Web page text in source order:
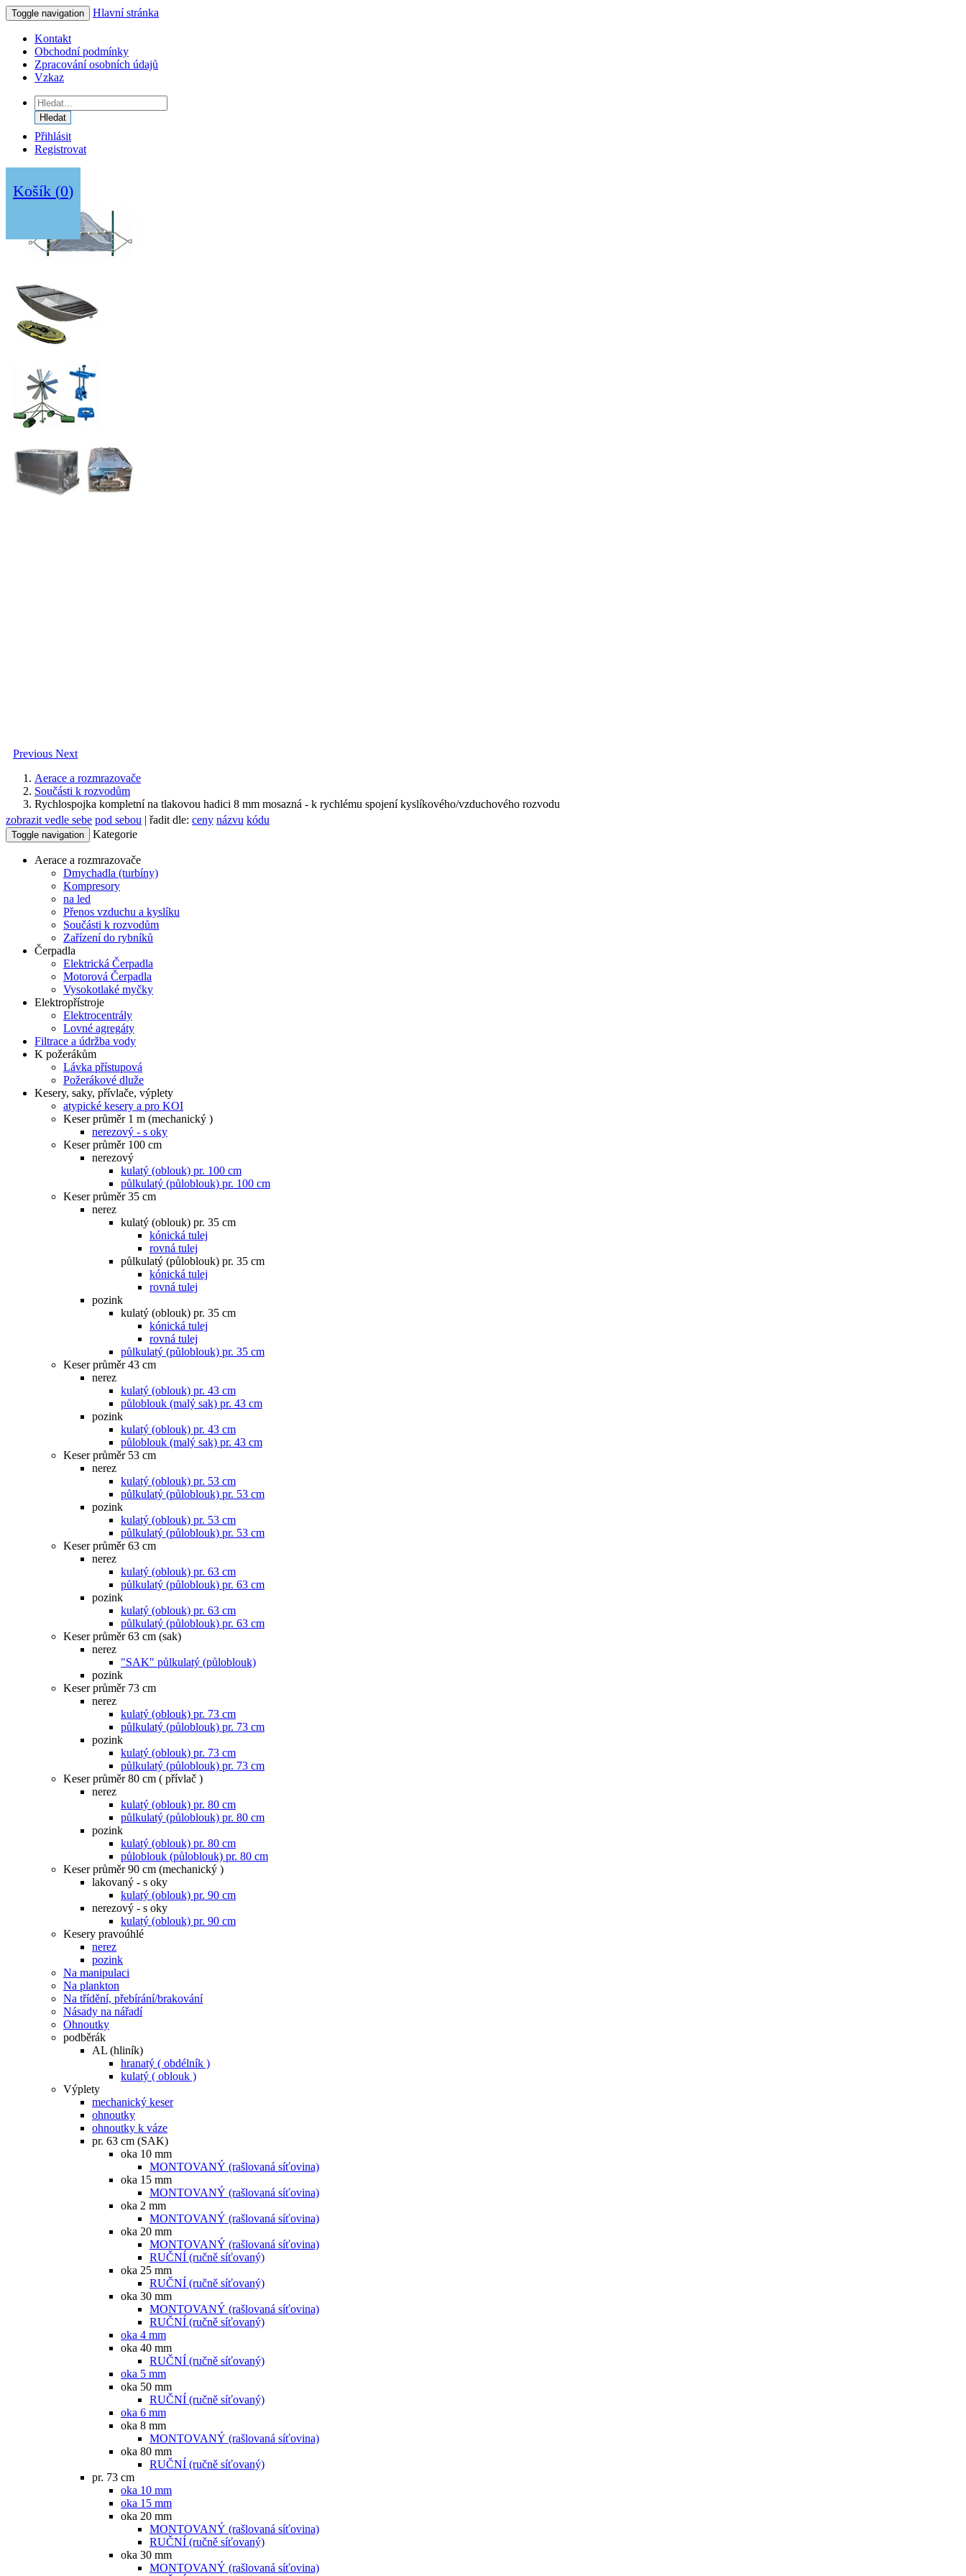
Toggle navigation Hlavní stránka
Kontakt
Obchodní podmínky
Zpracování osobních údajů
Vzkaz
Hledat
Přihlásit
Registrovat
Košík (0)
Previous Next
Aerace a rozmrazovače
Součásti k rozvodům
Rychlospojka kompletní na tlakovou hadici 8 mm mosazná - k rychlému spojení kyslíkového/vzduchového rozvodu
zobrazit vedle sebe pod sebou | řadit dle: ceny názvu kódu
Toggle navigation Kategorie
Aerace a rozmrazovače
Dmychadla (turbíny)
Kompresory
na led
Přenos vzduchu a kyslíku
Součásti k rozvodům
Zařízení do rybníků
Čerpadla
Elektrická Čerpadla
Motorová Čerpadla
Vysokotlaké myčky
Elektropřístroje
Elektrocentrály
Lovné agregáty
Filtrace a údržba vody
K požerákům
Lávka přístupová
Požerákové dluže
Kesery, saky, přívlače, výplety
atypické kesery a pro KOI
Keser průměr 1 m (mechanický )
nerezový - s oky
Keser průměr 100 cm
nerezový
kulatý (oblouk) pr. 100 cm
půlkulatý (půloblouk) pr. 100 cm
Keser průměr 35 cm
nerez
kulatý (oblouk) pr. 35 cm
kónická tulej
rovná tulej
půlkulatý (půloblouk) pr. 35 cm
kónická tulej
rovná tulej
pozink
kulatý (oblouk) pr. 35 cm
kónická tulej
rovná tulej
půlkulatý (půloblouk) pr. 35 cm
Keser průměr 43 cm
nerez
kulatý (oblouk) pr. 43 cm
půloblouk (malý sak) pr. 43 cm
pozink
kulatý (oblouk) pr. 43 cm
půloblouk (malý sak) pr. 43 cm
Keser průměr 53 cm
nerez
kulatý (oblouk) pr. 53 cm
půlkulatý (půloblouk) pr. 53 cm
pozink
kulatý (oblouk) pr. 53 cm
půlkulatý (půloblouk) pr. 53 cm
Keser průměr 63 cm
nerez
kulatý (oblouk) pr. 63 cm
půlkulatý (půloblouk) pr. 63 cm
pozink
kulatý (oblouk) pr. 63 cm
půlkulatý (půloblouk) pr. 63 cm
Keser průměr 63 cm (sak)
nerez
"SAK" půlkulatý (půloblouk)
pozink
Keser průměr 73 cm
nerez
kulatý (oblouk) pr. 73 cm
půlkulatý (půloblouk) pr. 73 cm
pozink
kulatý (oblouk) pr. 73 cm
půlkulatý (půloblouk) pr. 73 cm
Keser průměr 80 cm ( přívlač )
nerez
kulatý (oblouk) pr. 80 cm
půlkulatý (půloblouk) pr. 80 cm
pozink
kulatý (oblouk) pr. 80 cm
půloblouk (půloblouk) pr. 80 cm
Keser průměr 90 cm (mechanický )
lakovaný - s oky
kulatý (oblouk) pr. 90 cm
nerezový - s oky
kulatý (oblouk) pr. 90 cm
Kesery pravoúhlé
nerez
pozink
Na manipulaci
Na plankton
Na třídění, přebírání/brakování
Násady na nářadí
Ohnoutky
podběrák
AL (hliník)
hranatý ( obdélník )
kulatý ( oblouk )
Výplety
mechanický keser
ohnoutky
ohnoutky k váze
pr. 63 cm (SAK)
oka 10 mm
MONTOVANÝ (rašlovaná síťovina)
oka 15 mm
MONTOVANÝ (rašlovaná síťovina)
oka 2 mm
MONTOVANÝ (rašlovaná síťovina)
oka 20 mm
MONTOVANÝ (rašlovaná síťovina)
RUČNÍ (ručně síťovaný)
oka 25 mm
RUČNÍ (ručně síťovaný)
oka 30 mm
MONTOVANÝ (rašlovaná síťovina)
RUČNÍ (ručně síťovaný)
oka 4 mm
oka 40 mm
RUČNÍ (ručně síťovaný)
oka 5 mm
oka 50 mm
RUČNÍ (ručně síťovaný)
oka 6 mm
oka 8 mm
MONTOVANÝ (rašlovaná síťovina)
oka 80 mm
RUČNÍ (ručně síťovaný)
pr. 73 cm
oka 10 mm
oka 15 mm
oka 20 mm
MONTOVANÝ (rašlovaná síťovina)
RUČNÍ (ručně síťovaný)
oka 30 mm
MONTOVANÝ (rašlovaná síťovina)